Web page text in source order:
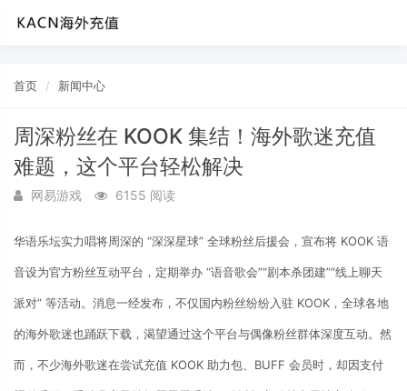
首页 新闻中心
周深粉丝在 KOOK 集结！海外歌迷充值
难题，这个平台轻松解决
网易游戏 6155 阅读
华语乐坛实力唱将周深的 “深深星球” 全球粉丝后援会，宣布将 KOOK 语
音设为官方粉丝互动平台，定期举办 “语音歌会”“剧本杀团建”“线上聊天
派对” 等活动。消息一经发布，不仅国内粉丝纷纷入驻 KOOK，全球各地
的海外歌迷也踊跃下载，渴望通过这个平台与偶像粉丝群体深度互动。然
而，不少海外歌迷在尝试充值 KOOK 助力包、BUFF 会员时，却因支付